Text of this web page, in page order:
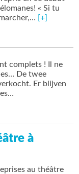
« Si tu
[+]
complets ! Il ne
De twee
Er blijven
à
au théâtre